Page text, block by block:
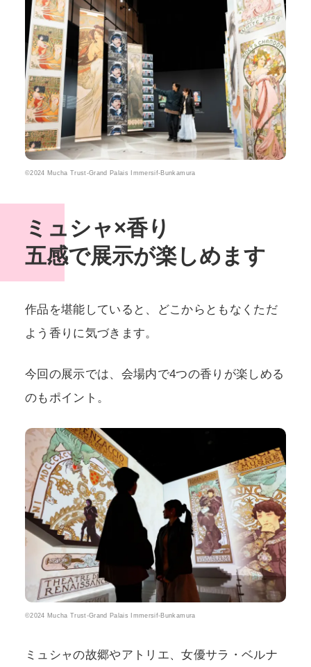
©2024 Mucha Trust-Grand Palais Immersif-Bunkamura
ミュシャ×香り
五感で展示が楽しめます
作品を堪能していると、どこからともなくただ
よう香りに気づきます。
今回の展示では、会場内で4つの香りが楽しめる
のもポイント。
©2024 Mucha Trust-Grand Palais Immersif-Bunkamura
ミュシャの故郷やアトリエ、女優サラ・ベルナ